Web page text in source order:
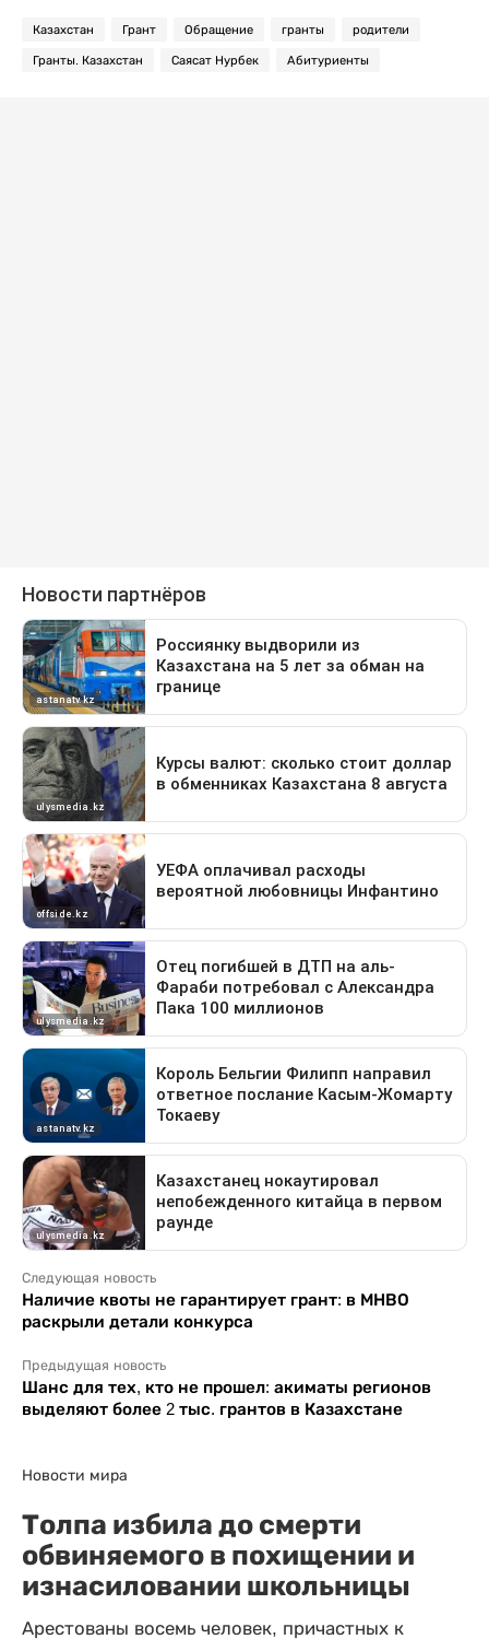
Казахстан Грант Обращение гранты родители
Гранты. Казахстан Саясат Нурбек Абитуриенты
Следующая новость
Наличие квоты не гарантирует грант: в МНВО
раскрыли детали конкурса
Предыдущая новость
Шанс для тех, кто не прошел: акиматы регионов
выделяют более 2 тыс. грантов в Казахстане
Новости мира
Толпа избила до смерти
обвиняемого в похищении и
изнасиловании школьницы
Арестованы восемь человек, причастных к